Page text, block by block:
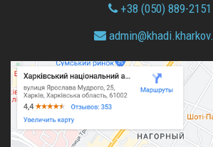
+38 (050) 889-2151
admin@khadi.kharkov.